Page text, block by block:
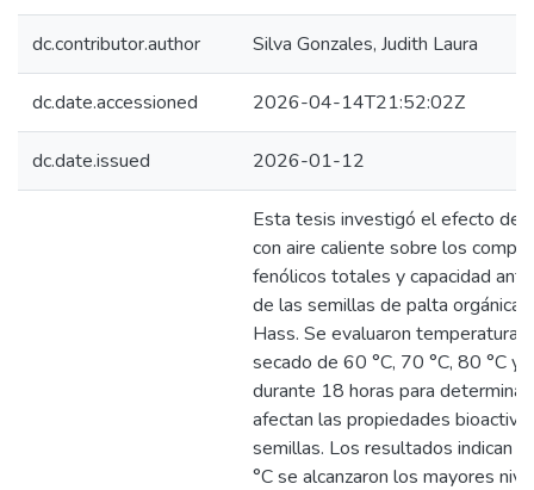
dc.contributor.author Silva Gonzales, Judith Laura
dc.date.accessioned 2026-04-14T21:52:02Z
dc.date.issued 2026-01-12
Esta tesis investigó el efecto del
con aire caliente sobre los
fenólicos totales y capacidad
de las semillas de palta orgánica
Hass. Se evaluaron temperaturas
secado de 60 °C, 70 °C, 80 °C y
durante 18 horas para
afectan las propiedades
semillas. Los resultados indican
°C se alcanzaron los mayores